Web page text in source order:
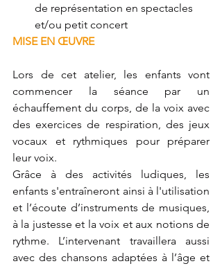
de représentation en spectacles
et/ou petit concert
MISE EN ŒUVRE
Lors de cet atelier, les enfants vont
commencer la séance par un
échauffement du corps, de la voix avec
des exercices de respiration, des jeux
vocaux et rythmiques pour préparer
leur voix.
Grâce à des activités ludiques, les
enfants s'entraîneront ainsi à l'utilisation
et l’écoute d’instruments de musiques,
à la justesse et la voix et aux notions de
rythme. L’intervenant travaillera aussi
avec des chansons adaptées à l’âge et